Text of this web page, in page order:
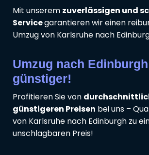
Mit unserem zuverlässigen und
Servicegarantieren wir einen
Umzug von Karlsruhe nach
Umzug nach
günstiger!
Profitieren Sie von
günstigeren Preisen bei uns –
von Karlsruhe nach Edinburgh zu
unschlagbaren Preis!